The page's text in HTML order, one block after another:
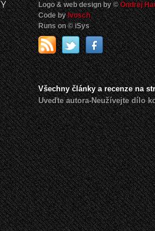
Logo & web design by ©Ondrej
Code by Ivosch
Runs on © iSys
Všechny články a recenze na
Uveďte autora-Neužívejte dílo